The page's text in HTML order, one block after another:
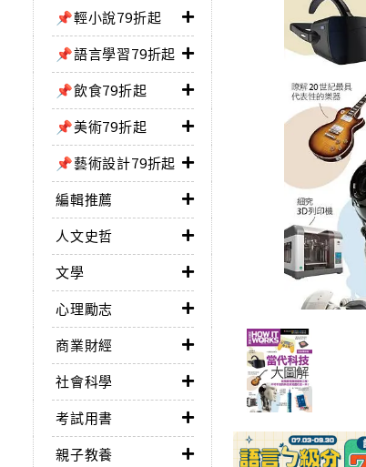
📌輕小說79折起
📌語言學習79折起
📌飲食79折起
📌美術79折起
📌藝術設計79折起
編輯推薦
人文史哲
文學
心理勵志
商業財經
社會科學
考試用書
親子教養